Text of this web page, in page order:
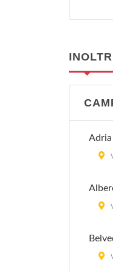
Adria